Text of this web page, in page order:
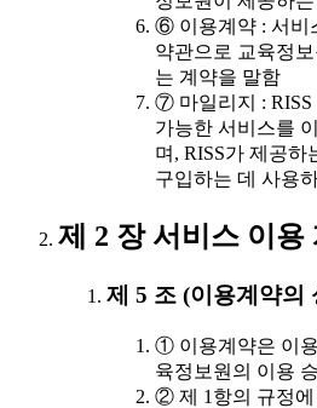
⑥ 이용계약 : 서비
약관으로 교육정
는 계약을 말함
⑦ 마일리지 : RISS
가능한 서비스를
며, RISS가 제공하
구입하는 데 사용
제 2 장 서비스 이용
제 5 조 (이용계약의
① 이용계약은 이
육정보원의 이용
② 제 1항의 규정에